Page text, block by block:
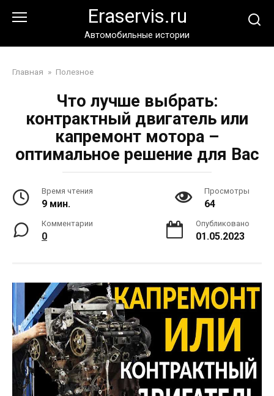
Eraservis.ru
Автомобильные истории
Главная » Полезное
Что лучше выбрать:
контрактный двигатель или
капремонт мотора –
оптимальное решение для Вас
Время чтения
9 мин.
Просмотры
64
Комментарии
0
Опубликовано
01.05.2023